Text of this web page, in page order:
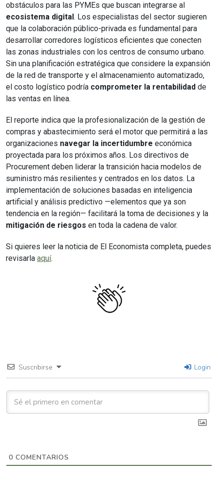
obstáculos para las PYMEs que buscan integrarse al
ecosistema digital. Los especialistas del sector sugieren
que la colaboración público-privada es fundamental para
desarrollar corredores logísticos eficientes que conecten
las zonas industriales con los centros de consumo urbano.
Sin una planificación estratégica que considere la expansión
de la red de transporte y el almacenamiento automatizado,
el costo logístico podría comprometer la rentabilidad de
las ventas en línea.
El reporte indica que la profesionalización de la gestión de
compras y abastecimiento será el motor que permitirá a las
organizaciones navegar la incertidumbre económica
proyectada para los próximos años. Los directivos de
Procurement deben liderar la transición hacia modelos de
suministro más resilientes y centrados en los datos. La
implementación de soluciones basadas en inteligencia
artificial y análisis predictivo —elementos que ya son
tendencia en la región— facilitará la toma de decisiones y la
mitigación de riesgos en toda la cadena de valor.
Si quieres leer la noticia de El Economista completa, puedes
revisarla aquí.
Suscribirse Login
0 COMENTARIOS